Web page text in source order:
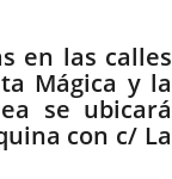
en las calles
Mágica y la
se ubicará
con c/ La